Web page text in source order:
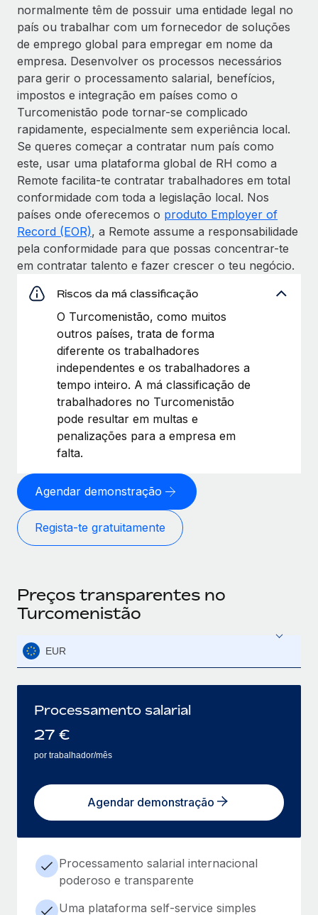
normalmente têm de possuir uma entidade legal no
país ou trabalhar com um fornecedor de soluções
de emprego global para empregar em nome da
empresa. Desenvolver os processos necessários
para gerir o processamento salarial, benefícios,
impostos e integração em países como o
Turcomenistão pode tornar-se complicado
rapidamente, especialmente sem experiência local.
Se queres começar a contratar num país como
este, usar uma plataforma global de RH como a
Remote facilita-te contratar trabalhadores em total
conformidade com toda a legislação local. Nos
países onde oferecemos o produto Employer of
Record (EOR), a Remote assume a responsabilidade
pela conformidade para que possas concentrar-te
em contratar talento e fazer crescer o teu negócio.
Riscos da má classificação
O Turcomenistão, como muitos
outros países, trata de forma
diferente os trabalhadores
independentes e os trabalhadores a
tempo inteiro. A má classificação de
trabalhadores no Turcomenistão
pode resultar em multas e
penalizações para a empresa em
falta.
Agendar demonstração
Regista-te gratuitamente
Preços transparentes no
Turcomenistão
EUR
Processamento salarial
27 €
por trabalhador/mês
Agendar demonstração
Processamento salarial internacional
poderoso e transparente
Uma plataforma self-service simples